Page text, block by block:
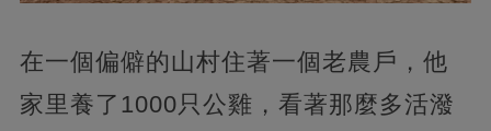
在一個偏僻的山村住著一個老農戶，他
家里養了1000只公雞，看著那麼多活潑